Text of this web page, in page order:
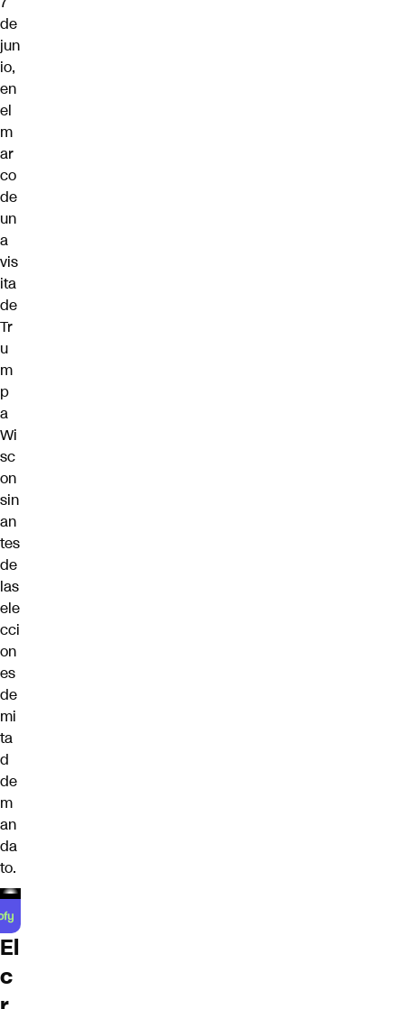
de
jun
io,
en
el
m
ar
co
de
un
a
vis
ita
de
Tr
u
m
p
a
Wi
sc
on
sin
an
tes
de
las
ele
cci
on
es
de
mi
ta
d
de
m
an
da
to.
El
c